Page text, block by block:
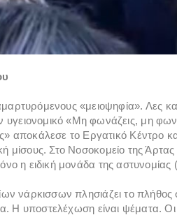
«μειοψηφία». Λες
«Μη φωνάζεις, μη
αποκάλεσε το Εργατικό Κέντρο
μίσους. Στο Νοσοκομείο της
η ειδική μονάδα της
νάρκισσων πλησιάζει το
Η υποστελέχωση είναι ψέματα.